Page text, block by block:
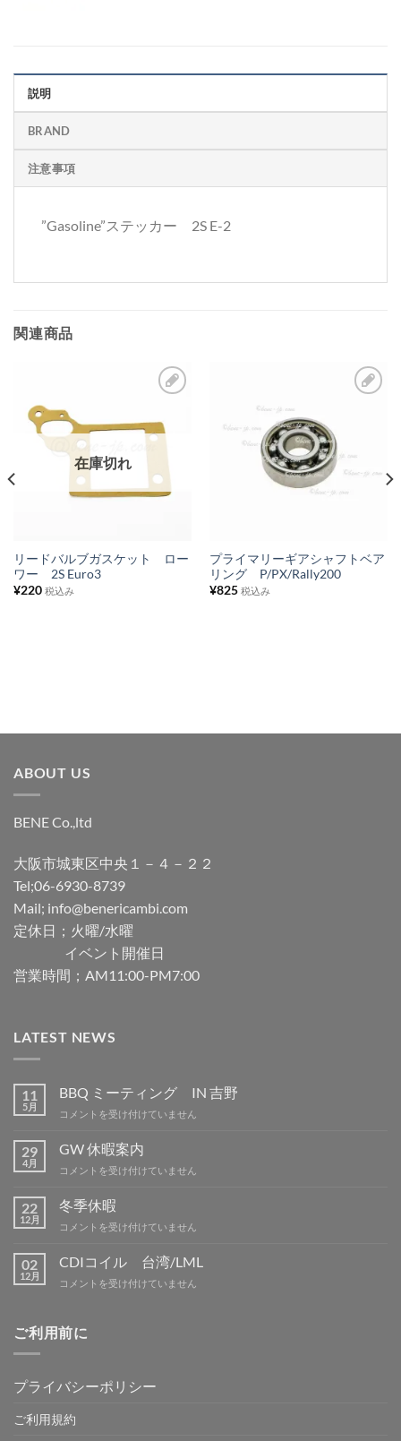
説明
BRAND
注意事項
”Gasoline”ステッカー 2S E-2
関連商品
気
入
在庫切れ
リードバルブガスケット ロー
ワー 2S Euro3
¥220 税込み
に
ス
プライマリーギアシャフトベア
リング P/PX/Rally200
¥825 税込み
ABOUT US
BENE Co.,ltd
大阪市城東区中央１－４－２２
Tel;06-6930-8739
Mail; info@benericambi.com
定休日；火曜/水曜
イベント開催日
営業時間；AM11:00-PM7:00
LATEST NEWS
11
5月
BBQ ミーティング IN 吉野
BBQ
ー
テ
ィ
グ
吉
は
コメントを受け付けていません
29
4月
GW 休暇案内
GW
暇
案
内
コメントを受け付けていません
22
12月
冬季休暇
冬
休
暇
は
コメントを受け付けていません
02
12月
CDIコイル 台湾/LML
CDI
ル
台
コメントを受け付けていません
ご利用前に
プライバシーポリシー
ご利用規約